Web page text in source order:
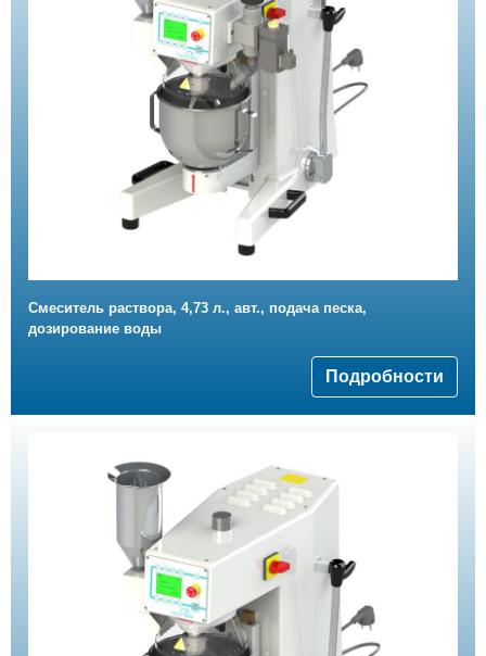
Смеситель раствора, 4,73 л., авт., подача песка,
дозирование воды
Подробности